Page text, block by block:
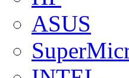
ASUS